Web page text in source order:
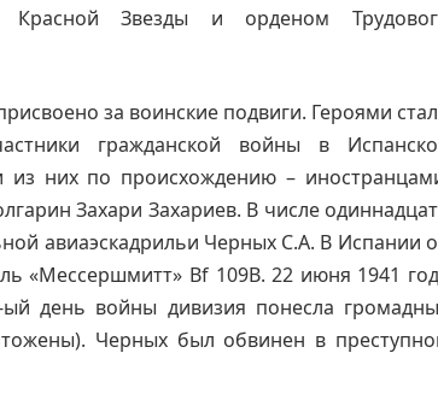
Красной Звезды и орденом
за воинские подвиги. Героями
гражданской войны в
из них по происхождению –
Захари Захариев. В числе
авиаэскадрильи Черных С.А. В Испании
«Мессершмитт» Bf 109B. 22 июня 1941
день войны дивизия понесла
Черных был обвинен в